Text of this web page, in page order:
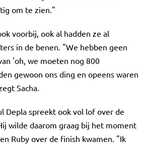
om te zien."
voorbij, ook al hadden ze al
in de benen. "We hebben geen
'oh, we moeten nog 800
gewoon ons ding en opeens waren
Sacha.
Depla spreekt ook vol lof over de
wilde daarom graag bij het moment
Ruby over de finish kwamen. "Ik